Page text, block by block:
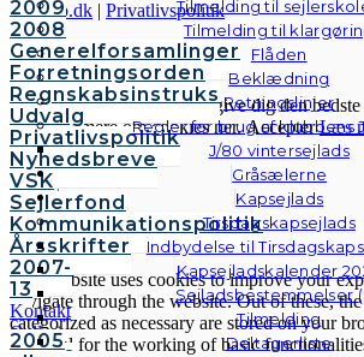
Tilmelding til
Tilmelding til
Flåden
Beklædning
Retningslinjer
Regler for brug af klubbens
J/80 vintersejlads
Gråsælerne
Kapsejlads
Tirsdagskapsejlads
Indbydelse til
Kapsejladskalender
Sejladsbestemmelser
Tilmelding
Deltagerliste
2009
2008
Generelforsamlinger
Forretningsorden
Regnskabsinstruks
Udvalg
Privatlivspolitik
Nyhedsbreve
VSK
Sejlerfond
Kommunikationspolitik
Årsskrifter
2007-
13
Kontakt
Galleri
2005
sejlklub.dk | Privatlivspolitik
Cookies & Privatlivspolitik
Vi anvender cookies for at give dig den
kan læse mere om cookies her.Accepter Læs
Luk
Privacy Overview
This website uses cookies to improve your
navigate through the website. Out of these,
categorized as necessary are stored on your
essential for the working of basic